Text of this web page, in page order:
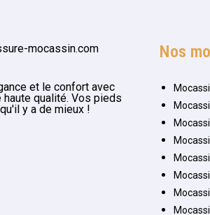
et le confort avec
qualité. Vos pieds
y a de mieux !
Nos